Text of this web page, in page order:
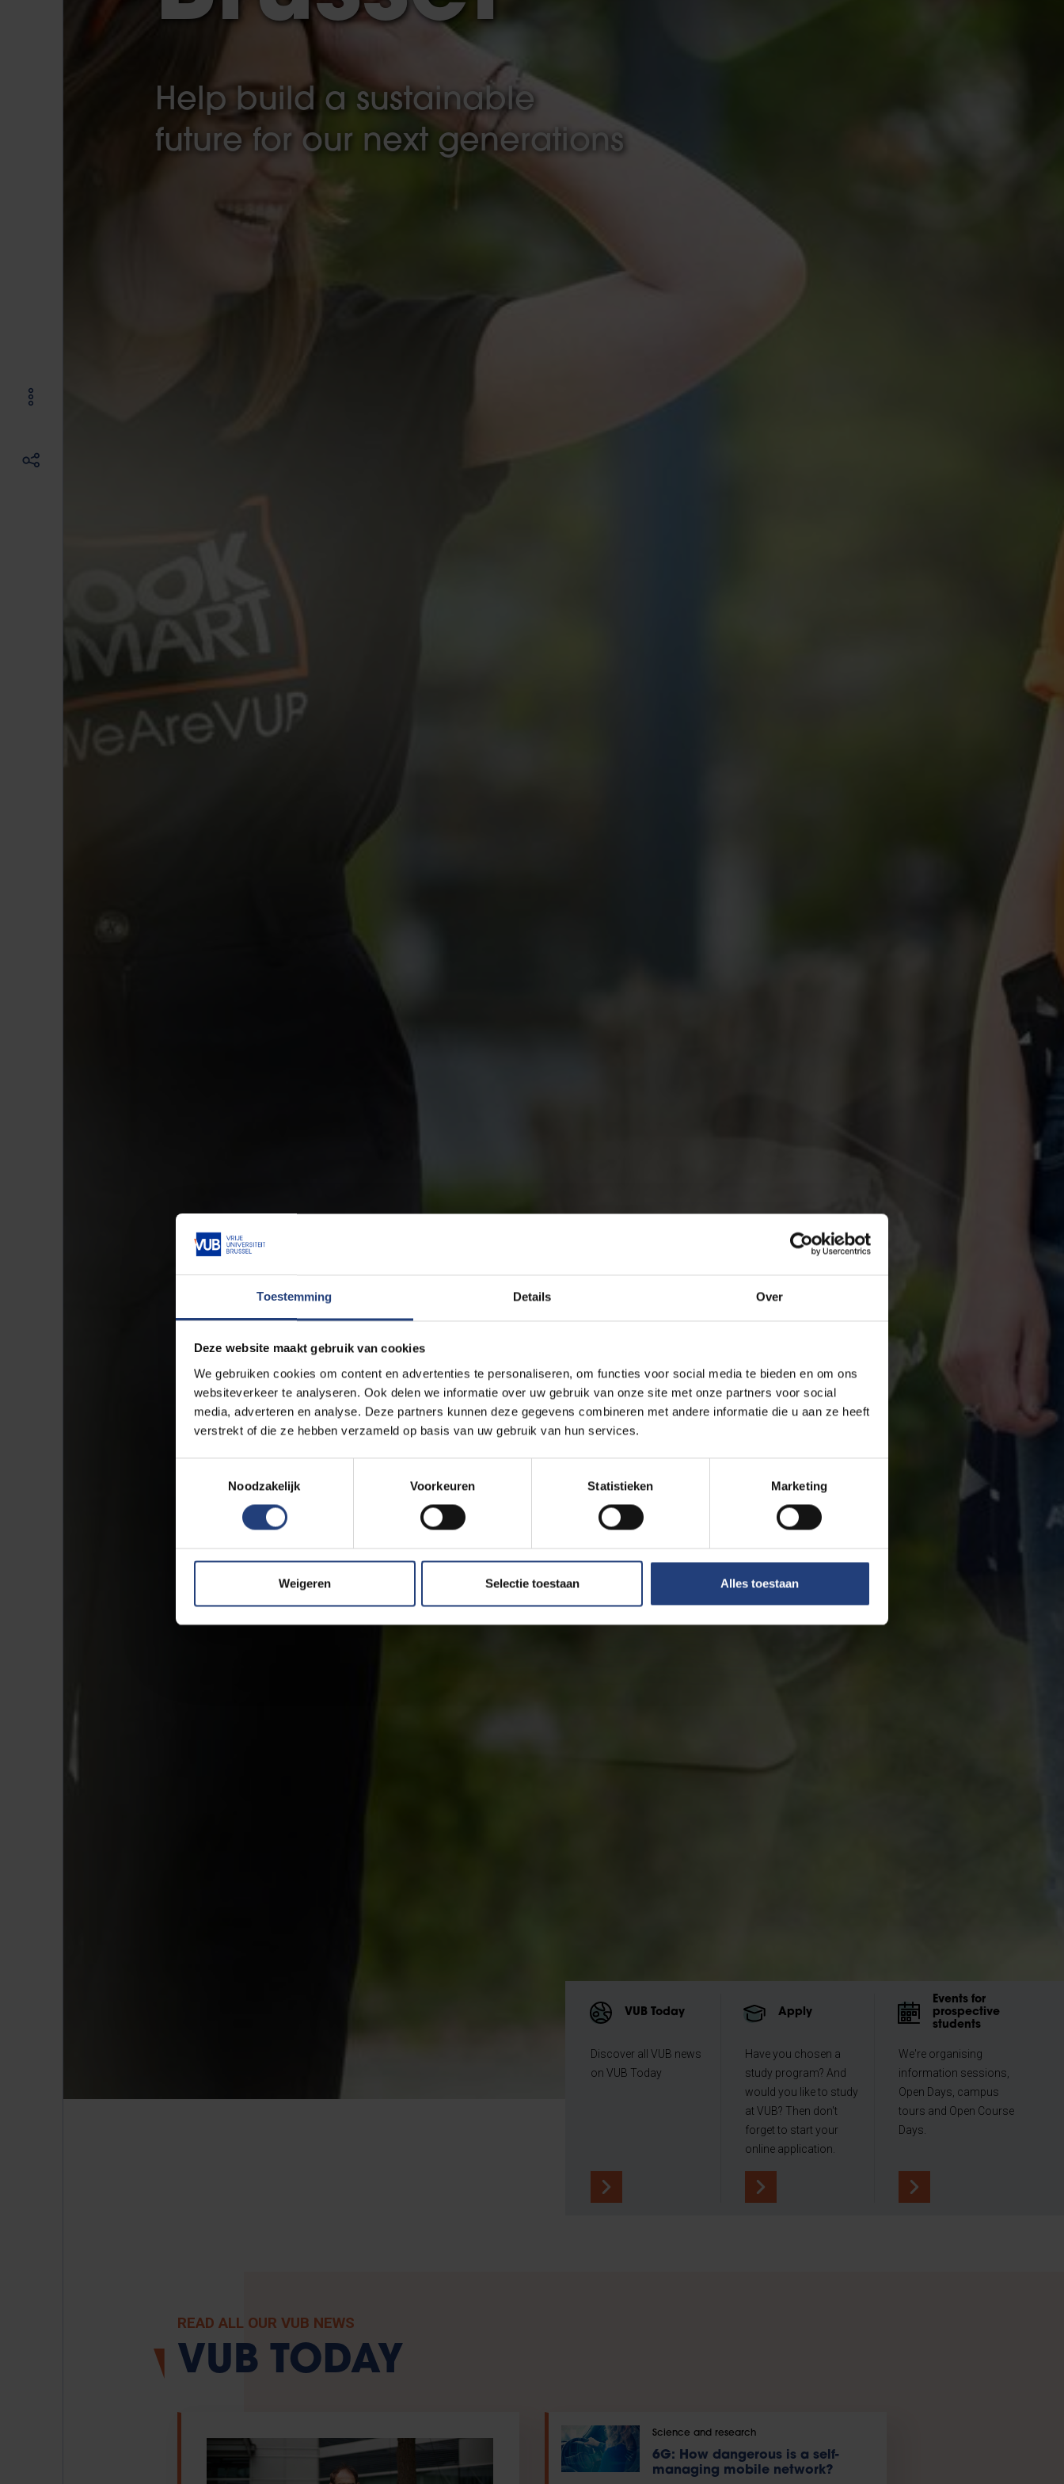
Toestemming Details Over
Deze website maakt gebruik van cookies
We gebruiken cookies om content en advertenties te personaliseren, om functies voor social media te bieden en om ons
websiteverkeer te analyseren. Ook delen we informatie over uw gebruik van onze site met onze partners voor social
media, adverteren en analyse. Deze partners kunnen deze gegevens combineren met andere informatie die u aan ze heeft
verstrekt of die ze hebben verzameld op basis van uw gebruik van hun services.
Noodzakelijk
Voorkeuren Statistieken Marketing
Weigeren Selectie toestaan Alles toestaan
Help build a sustainable
future for our next generations
VUB Today
Discover all VUB news
on VUB Today
Apply
Have you chosen a
study program? And
would you like to study
at VUB? Then don't
forget to start your
online application.
Events for
prospective
students
We're organising
information sessions,
Open Days, campus
tours and Open Course
Days.
READ ALL OUR VUB NEWS
VUB TODAY
Science and research
6G: How dangerous is a self-
managing mobile network?